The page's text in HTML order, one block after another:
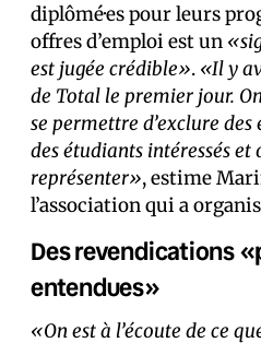
diplômé·es pour leurs
offres d’emploi est un
est jugée crédible». «Il y
de Total le premier jour.
se permettre d’exclure
des étudiants intéressés et
représenter», estime
l’association qui a
Des revendications
entendues»
«On est à l’écoute de ce